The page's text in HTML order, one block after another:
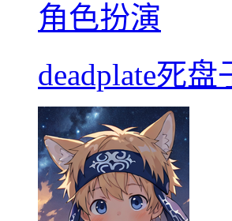
角色扮演
deadplate死盘